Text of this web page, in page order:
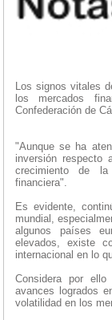
Los signos vitales
los mercados
Confederación de
"Aunque se ha
inversión respecto
crecimiento de la
financiera".
Es evidente,
mundial,
algunos países
elevados, existe
internacional en lo
Considera por
avances logrados
volatilidad en los